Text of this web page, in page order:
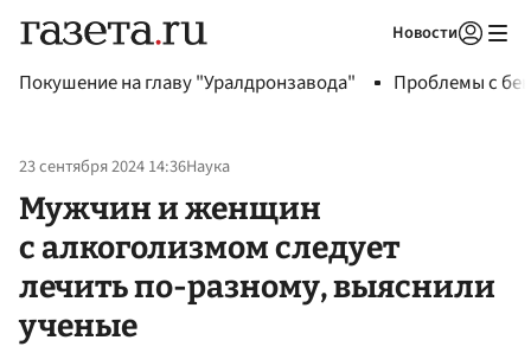
Новости
Покушение на главу "Уралдронзавода" Проблемы с
23 сентября 2024 14:36Наука
Мужчин и женщин
с алкоголизмом следует
лечить по-разному, выяснили
ученые